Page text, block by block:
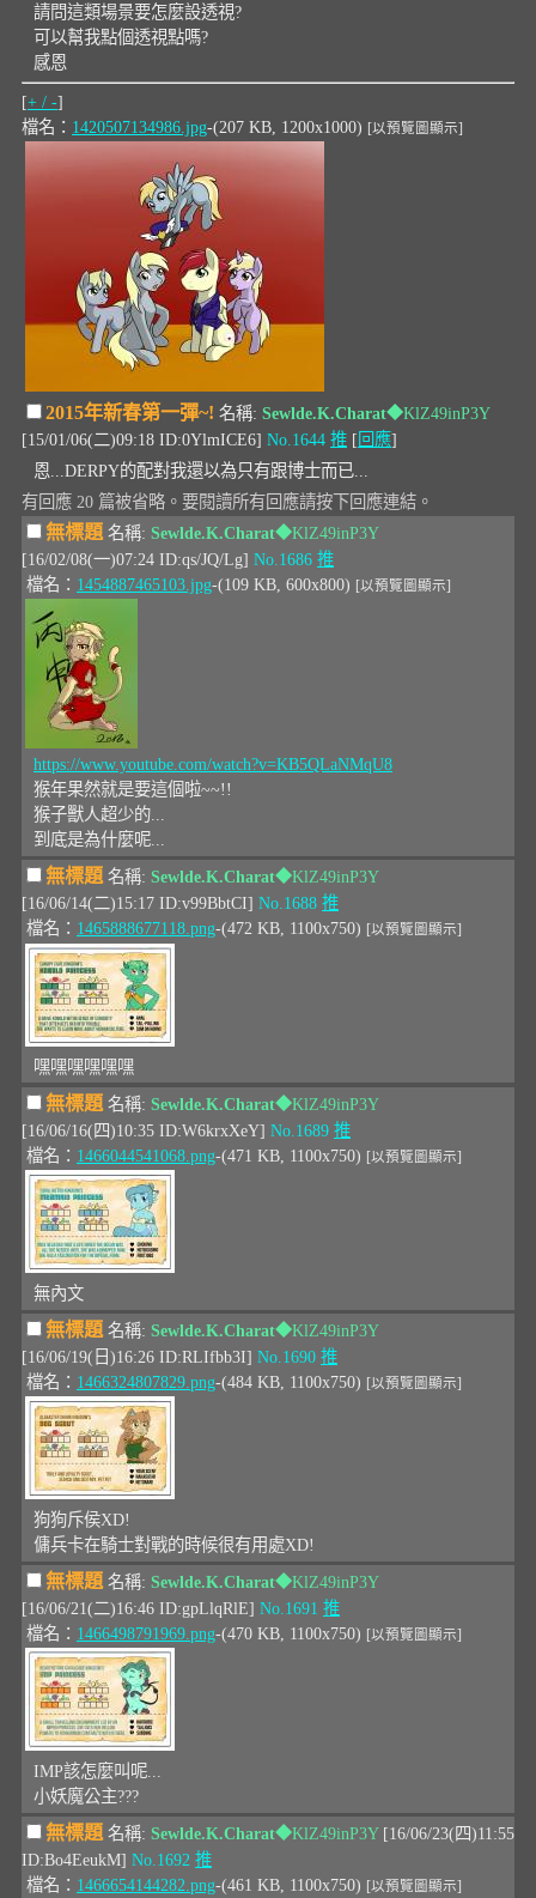
請問這類場景要怎麼設透視?
可以幫我點個透視點嗎?
感恩
[+ / -]
檔名： 1420507134986.jpg-(207 KB, 1200x1000) [以預覽圖顯示]
2015年新春第一彈~! 名稱: Sewlde.K.Charat◆KlZ49inP3Y
[15/01/06(二)09:18 ID:0YlmICE6] No.1644 推 [ 回應]
恩...DERPY的配對我還以為只有跟博士而已...
有回應 20 篇被省略。要閱讀所有回應請按下回應連結。
無標題 名稱: Sewlde.K.Charat◆KlZ49inP3Y
[16/02/08(一)07:24 ID:qs/JQ/Lg] No.1686 推
檔名： 1454887465103.jpg-(109 KB, 600x800) [以預覽圖顯示]
https://www.youtube.com/watch?v=KB5QLaNMqU8
猴年果然就是要這個啦~~!!
猴子獸人超少的...
到底是為什麼呢...
無標題名稱: Sewlde.K.Charat◆KlZ49inP3Y
[16/06/14(二)15:17 ID:v99BbtCI] No.1688 推
檔名： 1465888677118.png-(472 KB, 1100x750) [以預覽圖顯示]
嘿嘿嘿嘿嘿嘿
無標題 名稱: Sewlde.K.Charat◆KlZ49inP3Y
[16/06/16(四)10:35 ID:W6krxXeY] No.1689 推
檔名： 1466044541068.png-(471 KB, 1100x750) [以預覽圖顯示]
無內文
無標題 名稱: Sewlde.K.Charat◆KlZ49inP3Y
[16/06/19(日)16:26 ID:RLIfbb3I] No.1690 推
檔名： 1466324807829.png-(484 KB, 1100x750) [以預覽圖顯示]
狗狗斥侯XD!
傭兵卡在騎士對戰的時候很有用處XD!
無標題 名稱: Sewlde.K.Charat◆KlZ49inP3Y
[16/06/21(二)16:46 ID:gpLlqRlE] No.1691 推
檔名： 1466498791969.png-(470 KB, 1100x750) [以預覽圖顯示]
IMP該怎麼叫呢...
小妖魔公主???
無標題名稱: Sewlde.K.Charat◆KlZ49inP3Y[16/06/23(四)11:55
ID:Bo4EeukM] No.1692 推
檔名： 1466654144282.png-(461 KB, 1100x750) [以預覽圖顯示]